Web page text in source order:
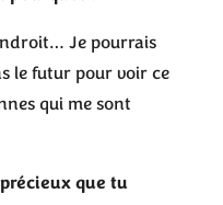
Je pourrais
le futur pour voir ce
qui me sont
que tu